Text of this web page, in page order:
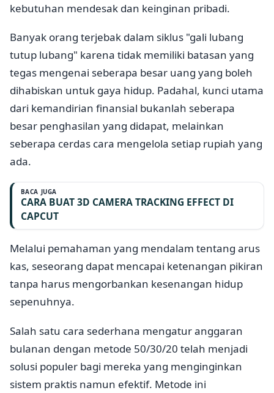
kebutuhan mendesak dan keinginan pribadi.
Banyak orang terjebak dalam siklus "gali lubang
tutup lubang" karena tidak memiliki batasan yang
tegas mengenai seberapa besar uang yang boleh
dihabiskan untuk gaya hidup. Padahal, kunci utama
dari kemandirian finansial bukanlah seberapa
besar penghasilan yang didapat, melainkan
seberapa cerdas cara mengelola setiap rupiah yang
ada.
BACA JUGA
CARA BUAT 3D CAMERA TRACKING EFFECT DI
CAPCUT
Melalui pemahaman yang mendalam tentang arus
kas, seseorang dapat mencapai ketenangan pikiran
tanpa harus mengorbankan kesenangan hidup
sepenuhnya.
Salah satu cara sederhana mengatur anggaran
bulanan dengan metode 50/30/20 telah menjadi
solusi populer bagi mereka yang menginginkan
sistem praktis namun efektif. Metode ini